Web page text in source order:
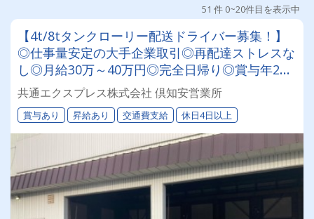
51 件 0~20件目を表示中
【4t/8tタンクローリー配送ドライバー募集！】
◎仕事量安定の大手企業取引◎再配達ストレスな
し◎月給30万～40万円◎完全日帰り◎賞与年2回
◎60歳以降も長く活躍できる環境です！★研修充
実で未経験の方も安心★
共通エクスプレス株式会社 倶知安営業所
賞与あり 昇給あり 交通費支給 休日4日以上